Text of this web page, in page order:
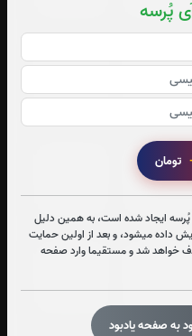
پُرسه
ایجاد شده است، به همین دلیل
داده میشود، و بعد از اولین حمایت
خواهد شد و مستقیما وارد صفحه
به صفحه یادبود
جزء 19
0بار
جزء 20
0بار
جزء 23
0بار
0بار
جزء 27
0بار
جزء 28
0بار